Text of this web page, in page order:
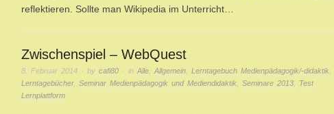
reflektieren. Sollte man Wikipedia im Unterricht…
Zwischenspiel – WebQuest
8. Februar 2014 · by cafi80 · in Alle Allgemein Lerntagebuch Medienpädagogik/-didaktik
Lerntagebücher, Seminar Medienpädagogik und Mediendidaktik Seminare 2013
Test
Lernplattform